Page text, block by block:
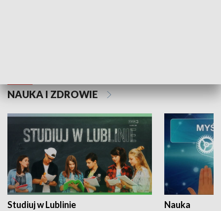
NAUKA I ZDROWIE
Studiuj w Lublinie Nauka